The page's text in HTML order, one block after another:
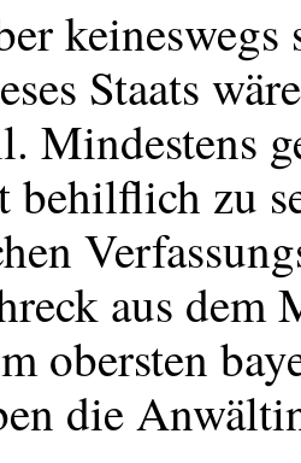
Staats
Mindestens
behilflich zu
aus dem
obersten
die